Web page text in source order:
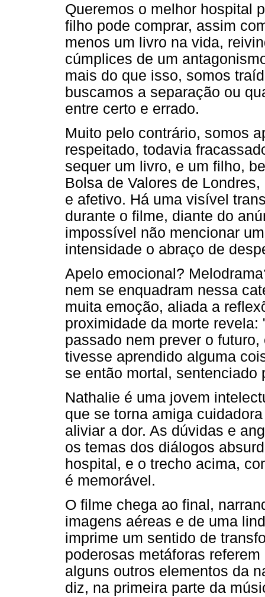
Queremos o melhor hospital
filho pode comprar, assim
menos um livro na vida,
cúmplices de um
mais do que isso, somos
buscamos a separação ou
entre certo e errado.
Muito pelo contrário, somos
respeitado, todavia
sequer um livro, e um filho,
Bolsa de Valores de
e afetivo. Há uma visível
durante o filme, diante do
impossível não mencionar
intensidade o abraço de
Apelo emocional?
nem se enquadram nessa
muita emoção, aliada a
proximidade da morte
passado nem prever o
tivesse aprendido alguma
se então mortal, sentenciado
Nathalie é uma jovem
que se torna amiga
aliviar a dor. As dúvidas e
os temas dos diálogos
hospital, e o trecho acima,
é memorável.
O filme chega ao final,
imagens aéreas e de uma
imprime um sentido de
poderosas metáforas
alguns outros elementos da
diz, na primeira parte da